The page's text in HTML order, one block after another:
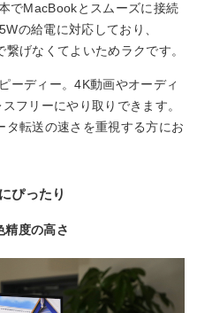
でMacBookとスムーズに接続
の給電に対応しており、
げなくてよいためラクです。
ーディー。4K動画やオーディ
フリーにやり取りできます。
転送の速さを重視する方にお
ぴったり
精度の高さ